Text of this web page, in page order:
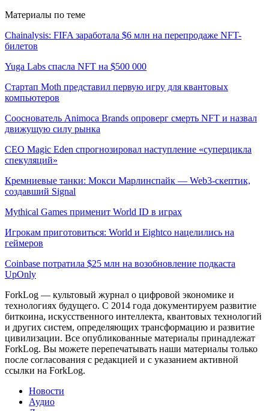
Материалы по теме
Chainalysis: FIFA заработала $6 млн на перепродаже NFT-
билетов
Yuga Labs спасла NFT на $500 000
Стартап Moth представил первую игру для квантовых
компьютеров
Сооснователь Animoca Brands опроверг смерть NFT и назвал
движущую силу рынка
CEO Magic Eden спрогнозировал наступление «суперцикла
спекуляций»
Кремниевые танки: Мокси Марлинспайк — Web3-скептик,
создавший Signal
Mythical Games применит World ID в играх
Игрокам приготовиться: World и Eightco нацелились на
геймеров
Coinbase потратила $25 млн на возобновление подкаста
UpOnly
ForkLog — культовый журнал о цифровой экономике и
технологиях будущего. С 2014 года документируем развитие
биткоина, искусственного интеллекта, квантовых технологий
и других систем, определяющих трансформацию и развитие
цивилизации. Все опубликованные материалы принадлежат
ForkLog. Вы можете перепечатывать наши материалы только
после согласования с редакцией и с указанием активной
ссылки на ForkLog.
Новости
Аудио